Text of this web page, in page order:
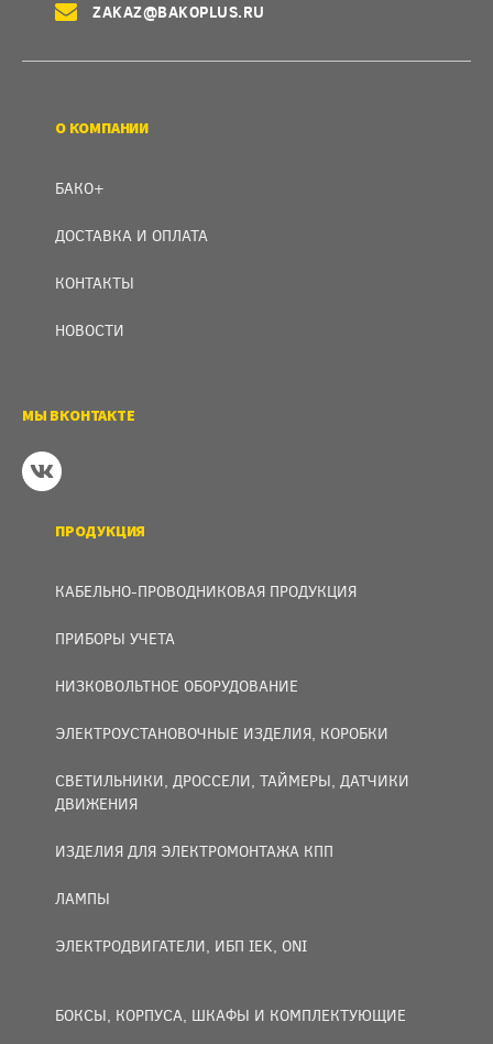
ZAKAZ@BAKOPLUS.RU
О КОМПАНИИ
БАКО+
ДОСТАВКА И ОПЛАТА
КОНТАКТЫ
НОВОСТИ
МЫ ВКОНТАКТЕ
ПРОДУКЦИЯ
КАБЕЛЬНО-ПРОВОДНИКОВАЯ ПРОДУКЦИЯ
ПРИБОРЫ УЧЕТА
НИЗКОВОЛЬТНОЕ ОБОРУДОВАНИЕ
ЭЛЕКТРОУСТАНОВОЧНЫЕ ИЗДЕЛИЯ, КОРОБКИ
СВЕТИЛЬНИКИ, ДРОССЕЛИ, ТАЙМЕРЫ, ДАТЧИКИ
ДВИЖЕНИЯ
ИЗДЕЛИЯ ДЛЯ ЭЛЕКТРОМОНТАЖА КПП
ЛАМПЫ
ЭЛЕКТРОДВИГАТЕЛИ, ИБП IEK, ONI
БОКСЫ, КОРПУСА, ШКАФЫ И КОМПЛЕКТУЮЩИЕ